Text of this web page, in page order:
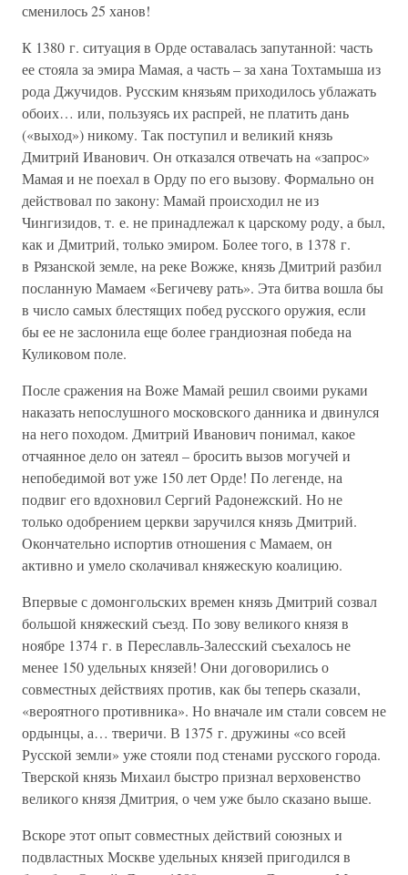
сменилось 25 ханов!
К 1380 г. ситуация в Орде оставалась запутанной: часть
ее стояла за эмира Мамая, а часть – за хана Тохтамыша из
рода Джучидов. Русским князьям приходилось ублажать
обоих… или, пользуясь их распрей, не платить дань
(«выход») никому. Так поступил и великий князь
Дмитрий Иванович. Он отказался отвечать на «запрос»
Мамая и не поехал в Орду по его вызову. Формально он
действовал по закону: Мамай происходил не из
Чингизидов, т. е. не принадлежал к царскому роду, а был,
как и Дмитрий, только эмиром. Более того, в 1378 г.
в Рязанской земле, на реке Вожже, князь Дмитрий разбил
посланную Мамаем «Бегичеву рать». Эта битва вошла бы
в число самых блестящих побед русского оружия, если
бы ее не заслонила еще более грандиозная победа на
Куликовом поле.
После сражения на Воже Мамай решил своими руками
наказать непослушного московского данника и двинулся
на него походом. Дмитрий Иванович понимал, какое
отчаянное дело он затеял – бросить вызов могучей и
непобедимой вот уже 150 лет Орде! По легенде, на
подвиг его вдохновил Сергий Радонежский. Но не
только одобрением церкви заручился князь Дмитрий.
Окончательно испортив отношения с Мамаем, он
активно и умело сколачивал княжескую коалицию.
Впервые с домонгольских времен князь Дмитрий созвал
большой княжеский съезд. По зову великого князя в
ноябре 1374 г. в Переславль-Залесский съехалось не
менее 150 удельных князей! Они договорились о
совместных действиях против, как бы теперь сказали,
«вероятного противника». Но вначале им стали совсем не
ордынцы, а… тверичи. В 1375 г. дружины «со всей
Русской земли» уже стояли под стенами русского города.
Тверской князь Михаил быстро признал верховенство
великого князя Дмитрия, о чем уже было сказано выше.
Вскоре этот опыт совместных действий союзных и
подвластных Москве удельных князей пригодился в